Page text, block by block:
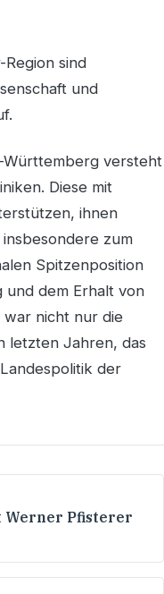
sind
und
Württemberg versteht
Diese mit
ihnen
zum
Spitzenposition
und dem Erhalt von
war nicht nur die
letzten Jahren, das
der
Werner Pfisterer